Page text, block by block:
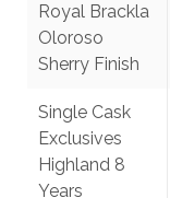
Royal Brackla
Oloroso
Sherry Finish
Single Cask
Exclusives
Highland 8
Years